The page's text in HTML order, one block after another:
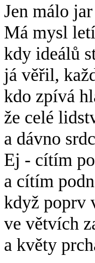
Jen málo
Má mysl
kdy ideálů
já věřil,
kdo zpívá
že celé
a dávno
Ej - cítím
a cítím
když poprv
ve větvích
a květy